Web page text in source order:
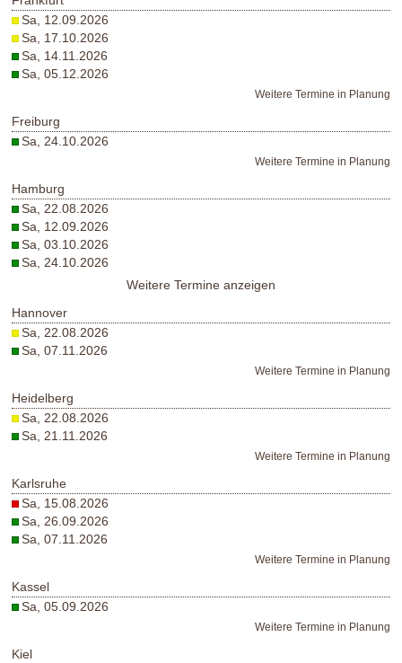
Sa, 12.09.2026
Sa, 17.10.2026
Sa, 14.11.2026
Sa, 05.12.2026
Weitere Termine in Planung
Freiburg
Sa, 24.10.2026
Weitere Termine in Planung
Hamburg
Sa, 22.08.2026
Sa, 12.09.2026
Sa, 03.10.2026
Sa, 24.10.2026
Weitere Termine anzeigen
Hannover
Sa, 22.08.2026
Sa, 07.11.2026
Weitere Termine in Planung
Heidelberg
Sa, 22.08.2026
Sa, 21.11.2026
Weitere Termine in Planung
Karlsruhe
Sa, 15.08.2026
Sa, 26.09.2026
Sa, 07.11.2026
Weitere Termine in Planung
Kassel
Sa, 05.09.2026
Weitere Termine in Planung
Kiel